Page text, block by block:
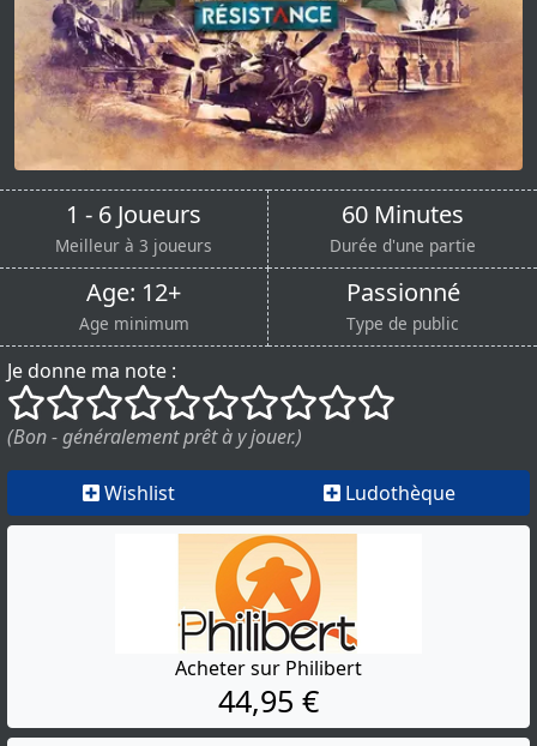
1 - 6 Joueurs
Meilleur à 3 joueurs
60 Minutes
Durée d'une partie
Age: 12+
Age minimum
Passionné
Type de public
Je donne ma note :
()
() () () () () () () ()
()
(Bon - généralement prêt à y jouer.)
Wishlist Ludothèque
Acheter sur Philibert
44,95 €